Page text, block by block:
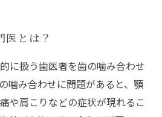
医とは？
に扱う歯医者を歯の噛み合わせ
噛み合わせに問題があると、顎
や肩こりなどの症状が現れるこ